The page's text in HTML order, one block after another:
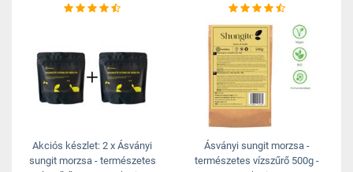
Akciós készlet: 2 x Ásványi
sungit morzsa - természetes
Ásványi sungit morzsa -
természetes vízszűrő 500g -